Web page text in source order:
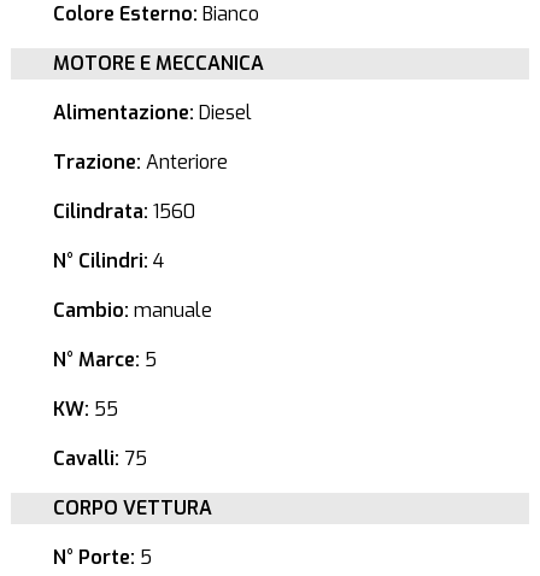
Colore Esterno: Bianco
MOTORE E MECCANICA
Alimentazione: Diesel
Trazione: Anteriore
Cilindrata: 1560
N° Cilindri: 4
Cambio: manuale
N° Marce: 5
KW: 55
Cavalli: 75
CORPO VETTURA
N° Porte: 5